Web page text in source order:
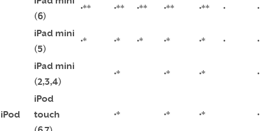
(6)
•** •** •** •** •** • •
iPad mini
(5)
•* •* •* •* •* • •
iPad mini
(2,3,4)
•* •* •* •
iPod
iPod
touch
•* •* •* •